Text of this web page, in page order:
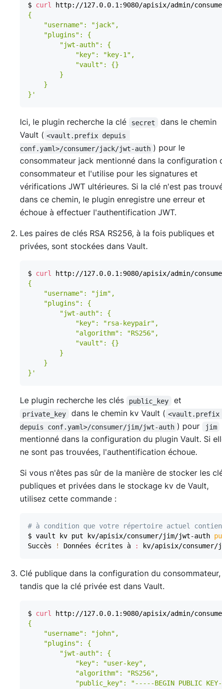
$ curl http://127.0.0.1:9080/apisix/admin/
}'
Ici, le plugin recherche la clé secret
dans le chemin
Vault ( <vault.prefix depuis
conf.yaml>/consumer/jack/jwt-auth ) pour le
consommateur jack mentionné dans la configuration
consommateur et l'utilise pour les signatures et
vérifications JWT ultérieures. Si la clé n'est pas
dans ce chemin, le plugin enregistre une erreur et
échoue à effectuer l'authentification JWT.
Les paires de clés RSA RS256, à la fois publiques et
privées, sont stockées dans Vault.
$ curl http://127.0.0.1:9080/apisix/admin/
}'
Le plugin recherche les clés public_key et
private_key dans le chemin kv Vault (
depuis conf.yaml>/consumer/jim/jwt-auth ) pour jim
mentionné dans la configuration du plugin Vault. Si
ne sont pas trouvées, l'authentification échoue.
Si vous n'êtes pas sûr de la manière de stocker les
publiques et privées dans le stockage kv de Vault,
utilisez cette commande :
# à condition que votre répertoire actuel
$ vault kv put kv/apisix/consumer/jim/jwt-auth
Succès
! Données écrites à :
Clé publique dans la configuration du consommateur,
tandis que la clé privée est dans Vault.
$ curl http://127.0.0.1:9080/apisix/admin/